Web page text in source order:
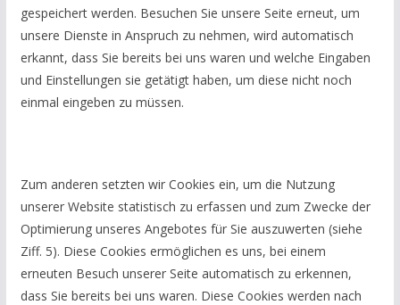
gespeichert werden. Besuchen Sie unsere Seite erneut, um
unsere Dienste in Anspruch zu nehmen, wird automatisch
erkannt, dass Sie bereits bei uns waren und welche Eingaben
und Einstellungen sie getätigt haben, um diese nicht noch
einmal eingeben zu müssen.
Zum anderen setzten wir Cookies ein, um die Nutzung
unserer Website statistisch zu erfassen und zum Zwecke der
Optimierung unseres Angebotes für Sie auszuwerten (siehe
Ziff. 5). Diese Cookies ermöglichen es uns, bei einem
erneuten Besuch unserer Seite automatisch zu erkennen,
dass Sie bereits bei uns waren. Diese Cookies werden nach